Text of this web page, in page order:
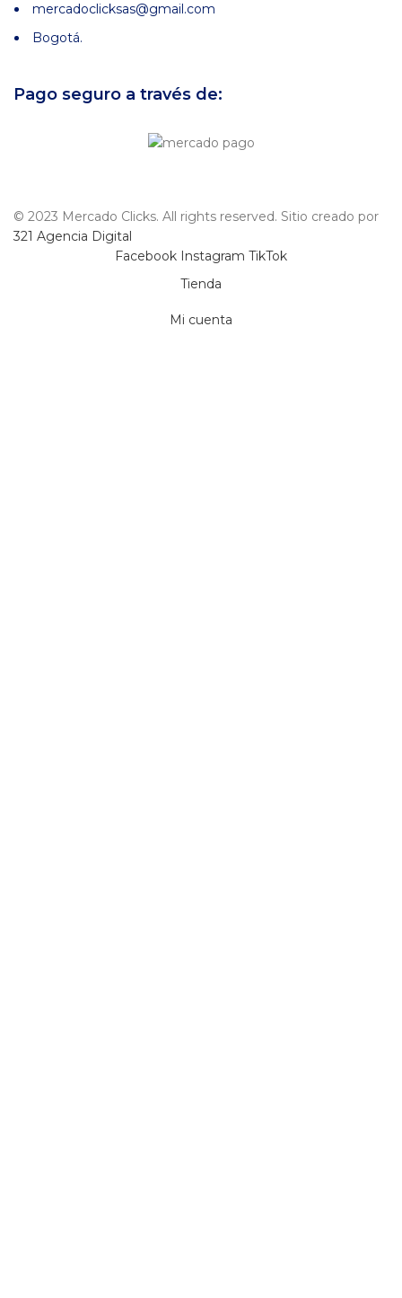
mercadoclicksas@gmail.com
Bogotá.
Pago seguro a través de:
© 2023 Mercado Clicks. All rights reserved. Sitio creado por
321 Agencia Digital
Facebook Instagram TikTok
Tienda
Mi cuenta